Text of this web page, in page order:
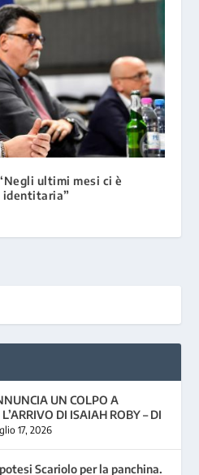
ultimi mesi ci è
identitaria”
UN COLPO A
DI ISAIAH ROBY – DI
17, 2026
Scariolo per la panchina.